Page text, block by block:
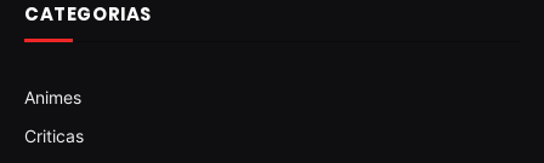
CATEGORIAS
Animes
Criticas